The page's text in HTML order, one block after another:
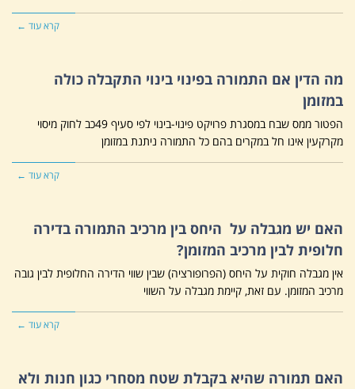
קרא עוד ←
מה הדין אם התמורה בפינוי בינוי התקבלה כולה
במזומן
הפטור ממס שבח במסגרת פרויקט פינוי-בינוי לפי סעיף 49כב לחוק מיסוי
מקרקעין אינו חל במקרים בהם כל התמורה ניתנת במזומן
קרא עוד ←
האם יש מגבלה על היחס בין מרכיב התמורה בדירה
חלופית לבין מרכיב המזומן?
אין מגבלה חוקית על היחס (הפרופורציה) שבין שווי הדירה החלופית לבין גובה
מרכיב המזומן. עם זאת, קיימת מגבלה על השווי
קרא עוד ←
האם תמורה שהיא בקבלת שטח מסחרי כגון חנות ולא